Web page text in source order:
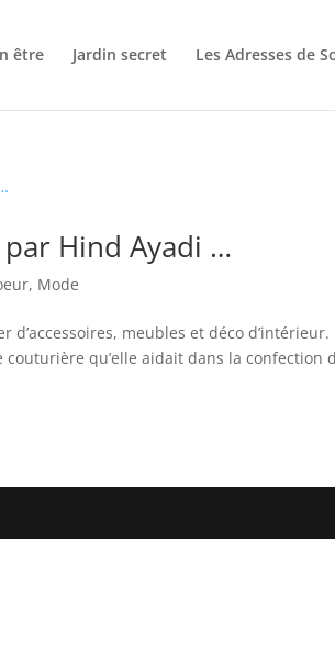
être Jardin secret Les Adresses de
Hind Ayadi …
, Mode
meubles et déco
qu’elle aidait dans la confection